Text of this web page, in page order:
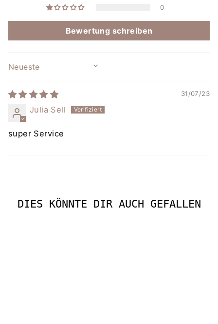
0
Bewertung schreiben
SORT BY
31/07/23
Julia Sell
super Service
DIES KÖNNTE DIR AUCH GEFALLEN